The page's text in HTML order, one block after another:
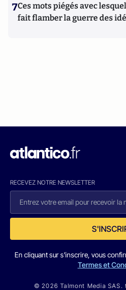
7Ces mots piégés avec
fait flamber la guerre des
RECEVEZ NOTRE NEWSLETTER
En cliquant sur s'inscrire, vous
Termes et
© 2026 Talmont Media